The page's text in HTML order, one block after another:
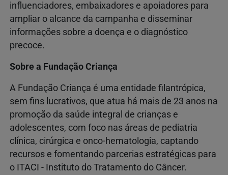
influenciadores, embaixadores e apoiadores para
ampliar o alcance da campanha e disseminar
informações sobre a doença e o diagnóstico
precoce.
Sobre a Fundação Criança
A Fundação Criança é uma entidade filantrópica,
sem fins lucrativos, que atua há mais de 23 anos na
promoção da saúde integral de crianças e
adolescentes, com foco nas áreas de pediatria
clínica, cirúrgica e onco-hematologia, captando
recursos e fomentando parcerias estratégicas para
o ITACI - Instituto do Tratamento do Câncer.